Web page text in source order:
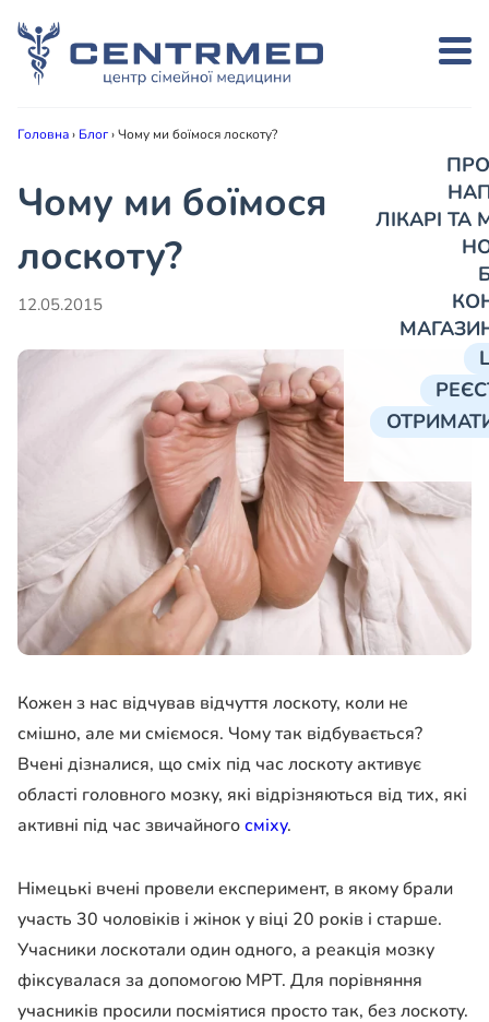
ЛІКАРІ
Головна› Блог›Чому ми боїмося лоскоту?
Чому ми боїмося
лоскоту?
12.05.2015
Кожен з нас відчував відчуття лоскоту, коли не
смішно, але ми сміємося. Чому так відбувається?
Вчені дізналися, що сміх під час лоскоту активує
області головного мозку, які відрізняються від тих, які
активні під час звичайногосміху.
Німецькі вчені провели експеримент, в якому брали
участь 30 чоловіків і жінок у віці 20 років і старше.
Учасники лоскотали один одного, а реакція мозку
фіксувалася за допомогою МРТ. Для порівняння
учасників просили посміятися просто так, без лоскоту.